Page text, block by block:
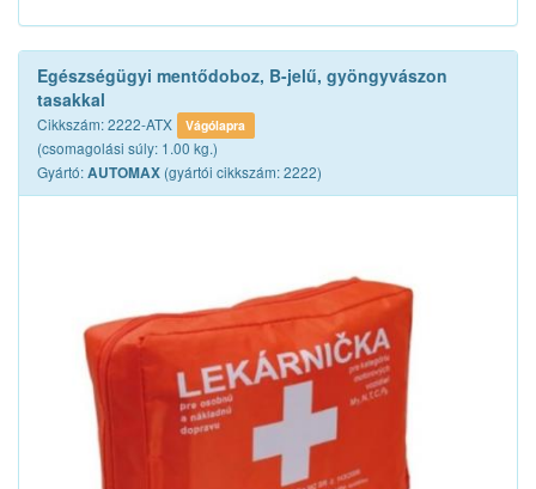
Egészségügyi mentődoboz, B-jelű, gyöngyvászon
tasakkal
Cikkszám: 2222-ATX Vágólapra
(csomagolási súly: 1.00 kg.)
Gyártó:AUTOMAX (gyártói cikkszám: 2222)